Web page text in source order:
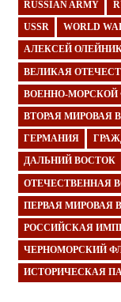
RUSSIAN ARMY
USSR WORLD
АЛЕКСЕЙ
ВЕЛИКАЯ
ВОЕННО-МОРСКОЙ
ВТОРАЯ МИРОВАЯ
ГЕРМАНИЯ
ДАЛЬНИЙ ВОСТОК
ОТЕЧЕСТВЕННАЯ
ПЕРВАЯ МИРОВАЯ
РОССИЙСКАЯ
ЧЕРНОМОРСКИЙ
ИСТОРИЧЕСКАЯ